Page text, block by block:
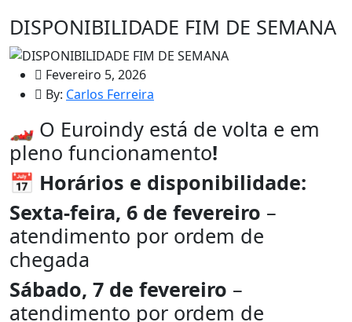
DISPONIBILIDADE FIM DE SEMANA
Fevereiro 5, 2026
By: Carlos Ferreira
🏎️ O Euroindy está de volta e em
pleno funcionamento!
📅 Horários e disponibilidade:
Sexta-feira, 6 de fevereiro –
atendimento por ordem de
chegada
Sábado, 7 de fevereiro –
atendimento por ordem de